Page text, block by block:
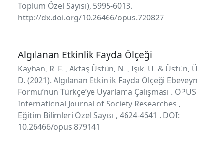
Toplum Özel Sayısı), 5995-6013.
http://dx.doi.org/10.26466/opus.720827
Algılanan Etkinlik Fayda Ölçeği
Kayhan, R. F. , Aktaş Üstün, N. , Işık, U. & Üstün, Ü.
D. (2021). Algılanan Etkinlik Fayda Ölçeği Ebeveyn
Formu’nun Türkçe’ye Uyarlama Çalışması . OPUS
International Journal of Society Researches ,
Eğitim Bilimleri Özel Sayısı , 4624-4641 . DOI:
10.26466/opus.879141